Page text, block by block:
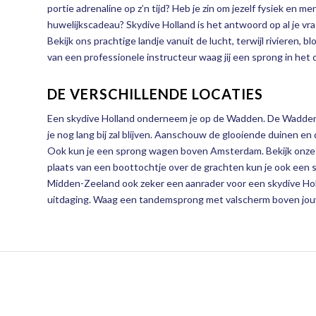
portie adrenaline op z’n tijd? Heb je zin om jezelf fysiek en
huwelijkscadeau? Skydive Holland is het antwoord op al je
Bekijk ons prachtige landje vanuit de lucht, terwijl rivieren,
van een professionele instructeur waag jij een sprong in het
DE VERSCHILLENDE LOCATIES
Een skydive Holland onderneem je op de Wadden. De
je nog lang bij zal blijven. Aanschouw de glooiende duinen
Ook kun je een sprong wagen boven Amsterdam. Bekijk
plaats van een boottochtje over de grachten kun je ook een
Midden-Zeeland ook zeker een aanrader voor een skydive
uitdaging. Waag een tandemsprong met valscherm boven